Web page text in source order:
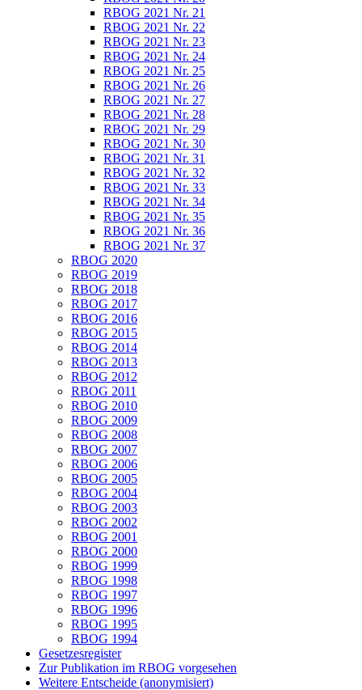
RBOG 2021 Nr. 21
RBOG 2021 Nr. 22
RBOG 2021 Nr. 23
RBOG 2021 Nr. 24
RBOG 2021 Nr. 25
RBOG 2021 Nr. 26
RBOG 2021 Nr. 27
RBOG 2021 Nr. 28
RBOG 2021 Nr. 29
RBOG 2021 Nr. 30
RBOG 2021 Nr. 31
RBOG 2021 Nr. 32
RBOG 2021 Nr. 33
RBOG 2021 Nr. 34
RBOG 2021 Nr. 35
RBOG 2021 Nr. 36
RBOG 2021 Nr. 37
RBOG 2020
RBOG 2019
RBOG 2018
RBOG 2017
RBOG 2016
RBOG 2015
RBOG 2014
RBOG 2013
RBOG 2012
RBOG 2011
RBOG 2010
RBOG 2009
RBOG 2008
RBOG 2007
RBOG 2006
RBOG 2005
RBOG 2004
RBOG 2003
RBOG 2002
RBOG 2001
RBOG 2000
RBOG 1999
RBOG 1998
RBOG 1997
RBOG 1996
RBOG 1995
RBOG 1994
Gesetzesregister
Zur Publikation im RBOG vorgesehen
Weitere Entscheide (anonymisiert)